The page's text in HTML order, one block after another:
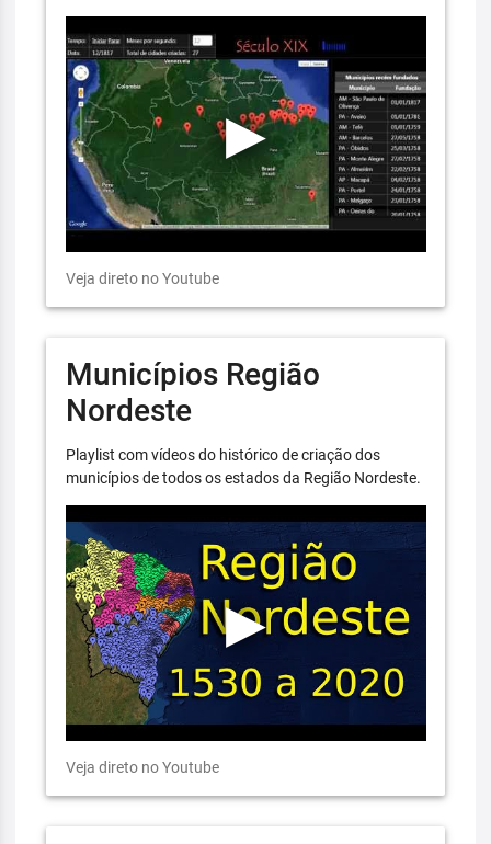
Veja direto no Youtube
Municípios Região
Nordeste
Playlist com vídeos do histórico de criação dos
municípios de todos os estados da Região Nordeste.
Veja direto no Youtube